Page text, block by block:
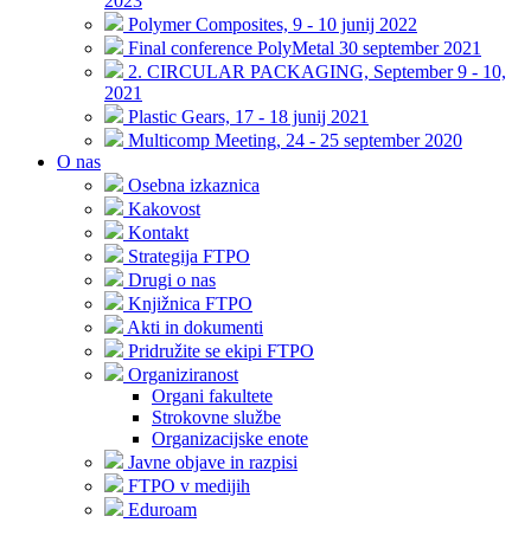
Polymer Composites, 9 - 10 junij 2022
Final conference PolyMetal 30 september 2021
2. CIRCULAR PACKAGING, September 9 - 10,
2021
Plastic Gears, 17 - 18 junij 2021
Multicomp Meeting, 24 - 25 september 2020
O nas
Osebna izkaznica
Kakovost
Kontakt
Strategija FTPO
Drugi o nas
Knjižnica FTPO
Akti in dokumenti
Pridružite se ekipi FTPO
Organiziranost
Organi fakultete
Strokovne službe
Organizacijske enote
Javne objave in razpisi
FTPO v medijih
Eduroam